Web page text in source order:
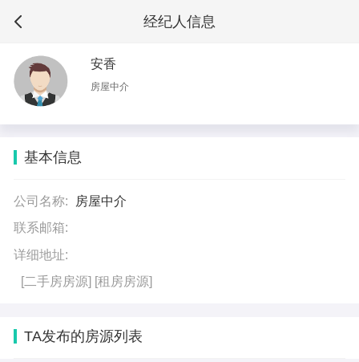
经纪人信息
安香
房屋中介
基本信息
公司名称:
房屋中介
联系邮箱:
详细地址:
[二手房房源] [租房房源]
TA发布的房源列表